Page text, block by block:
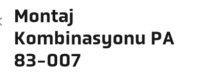
Montaj
Kombinasyonu PA
83-007